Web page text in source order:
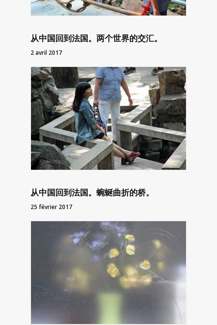
从中国回到法国。两个世界的交汇。
2 avril 2017
从中国回到法国。蜿蜒曲折的桥。
25 février 2017